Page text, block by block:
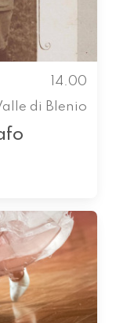
14.00
di Blenio